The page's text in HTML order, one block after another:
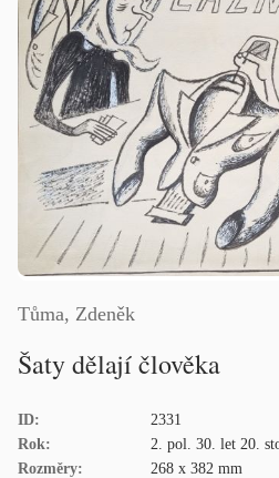
Tůma, Zdeněk
Šaty dělají člověka
ID:
2331
Rok:
2. pol. 30. let 20.
Rozměry:
268 x 382 mm